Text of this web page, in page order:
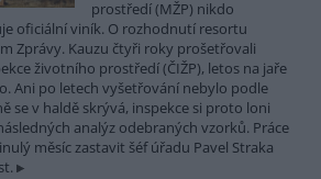
prostředí (MŽP) nikdo
oficiální viník. O rozhodnutí resortu
Zprávy. Kauzu čtyři roky prošetřovali
životního prostředí (ČIŽP), letos na jaře
Ani po letech vyšetřování nebylo podle
se v haldě skrývá, inspekce si proto loni
analýz odebraných vzorků. Práce
měsíc zastavit šéf úřadu Pavel Straka